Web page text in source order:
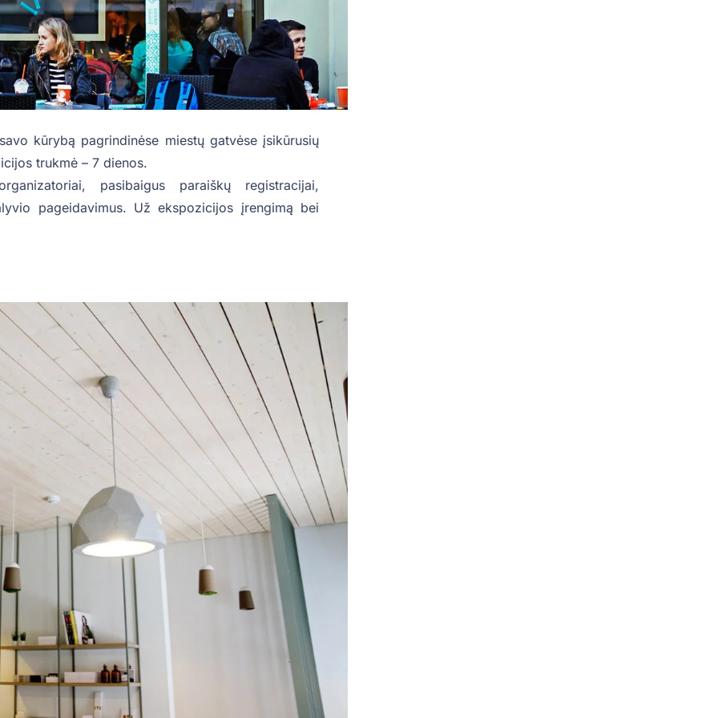
kūrybą pagrindinėse miestų gatvėse įsikūrusių
trukmė – 7 dienos.
pasibaigus paraiškų registracijai,
pageidavimus. Už ekspozicijos įrengimą bei